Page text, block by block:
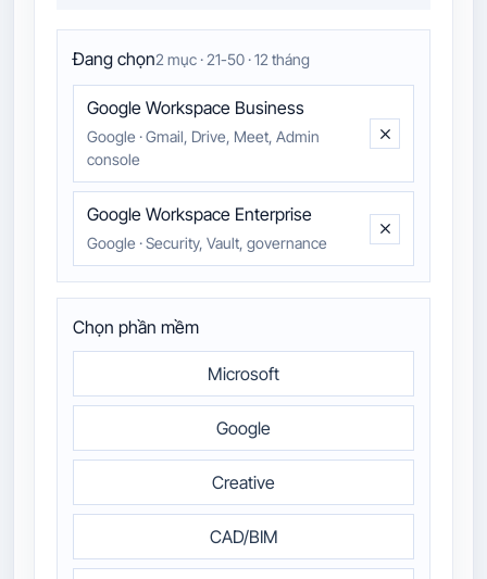
Đang chọn2 mục · 21-50 · 12 tháng
Google Workspace Business
Google ·Gmail, Drive, Meet, Admin
console
Google Workspace Enterprise
Google ·Security, Vault, governance
Chọn phần mềm
Microsoft
Google
Creative
CAD/BIM